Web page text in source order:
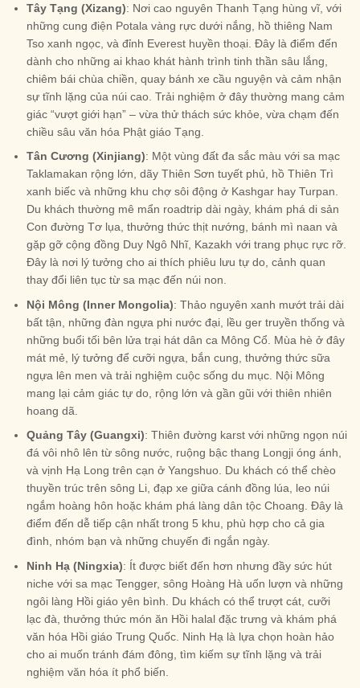
Tây Tạng (Xizang): Nơi cao nguyên Thanh Tạng hùng vĩ, với
những cung điện Potala vàng rực dưới nắng, hồ thiêng Nam
Tso xanh ngọc, và đỉnh Everest huyền thoại. Đây là điểm đến
dành cho những ai khao khát hành trình tinh thần sâu lắng,
chiêm bái chùa chiền, quay bánh xe cầu nguyện và cảm nhận
sự tĩnh lặng của núi cao. Trải nghiệm ở đây thường mang cảm
giác “vượt giới hạn” – vừa thử thách sức khỏe, vừa chạm đến
chiều sâu văn hóa Phật giáo Tạng.
Tân Cương (Xinjiang): Một vùng đất đa sắc màu với sa mạc
Taklamakan rộng lớn, dãy Thiên Sơn tuyết phủ, hồ Thiên Trì
xanh biếc và những khu chợ sôi động ở Kashgar hay Turpan.
Du khách thường mê mẩn roadtrip dài ngày, khám phá di sản
Con đường Tơ lụa, thưởng thức thịt nướng, bánh mì naan và
gặp gỡ cộng đồng Duy Ngô Nhĩ, Kazakh với trang phục rực rỡ.
Đây là nơi lý tưởng cho ai thích phiêu lưu tự do, cảnh quan
thay đổi liên tục từ sa mạc đến núi non.
Nội Mông (Inner Mongolia): Thảo nguyên xanh mướt trải dài
bất tận, những đàn ngựa phi nước đại, lều ger truyền thống và
những buổi tối bên lửa trại hát dân ca Mông Cổ. Mùa hè ở đây
mát mẻ, lý tưởng để cưỡi ngựa, bắn cung, thưởng thức sữa
ngựa lên men và trải nghiệm cuộc sống du mục. Nội Mông
mang lại cảm giác tự do, rộng lớn và gần gũi với thiên nhiên
hoang dã.
Quảng Tây (Guangxi): Thiên đường karst với những ngọn núi
đá vôi nhô lên từ sông nước, ruộng bậc thang Longji óng ánh,
và vịnh Hạ Long trên cạn ở Yangshuo. Du khách có thể chèo
thuyền trúc trên sông Li, đạp xe giữa cánh đồng lúa, leo núi
ngắm hoàng hôn hoặc khám phá làng dân tộc Choang. Đây là
điểm đến dễ tiếp cận nhất trong 5 khu, phù hợp cho cả gia
đình, nhóm bạn và những chuyến đi ngắn ngày.
Ninh Hạ (Ningxia): Ít được biết đến hơn nhưng đầy sức hút
niche với sa mạc Tengger, sông Hoàng Hà uốn lượn và những
ngôi làng Hồi giáo yên bình. Du khách có thể trượt cát, cưỡi
lạc đà, thưởng thức món ăn Hồi halal đặc trưng và khám phá
văn hóa Hồi giáo Trung Quốc. Ninh Hạ là lựa chọn hoàn hảo
cho ai muốn tránh đám đông, tìm kiếm sự tĩnh lặng và trải
nghiệm văn hóa ít phổ biến.